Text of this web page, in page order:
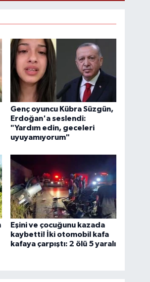
Genç oyuncu Kübra Süzgün,
Erdoğan'a seslendi:
"Yardım edin, geceleri
uyuyamıyorum"
Eşini ve çocuğunu kazada
kaybetti! İki otomobil kafa
kafaya çarpıştı: 2 ölü 5 yaralı